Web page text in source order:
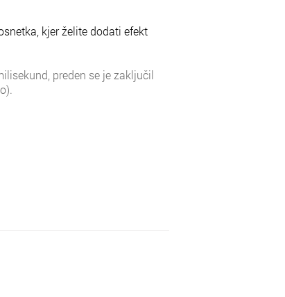
kjer želite dodati efekt
preden se je zaključil